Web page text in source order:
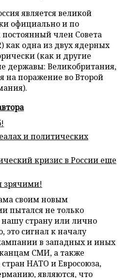
является великой
официально и по
член Совета
как одна из двух ядерных
(как и другие
державы: Великобритания,
на поражение во Второй
и политических
кризис в России еще
зрячими!
своим новым
пытался не только
нашу страну или лично
это сигнал к началу
в западных и иных
СМИ, а также
НАТО и Евросоюза,
являются, что